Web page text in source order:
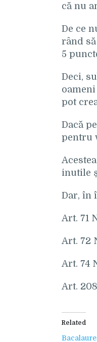
că nu
De ce
rând
5
Deci,
pot
Dacă
pentru
inutile
Dar, în
Art. 71
Art. 72
Art. 74
Art.
Related